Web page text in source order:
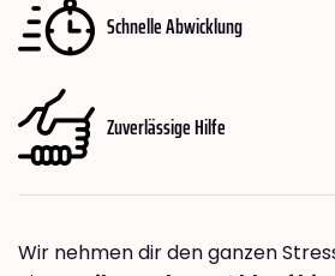
Schnelle Abwicklung
Zuverlässige Hilfe
Wir nehmen dir den ganzen